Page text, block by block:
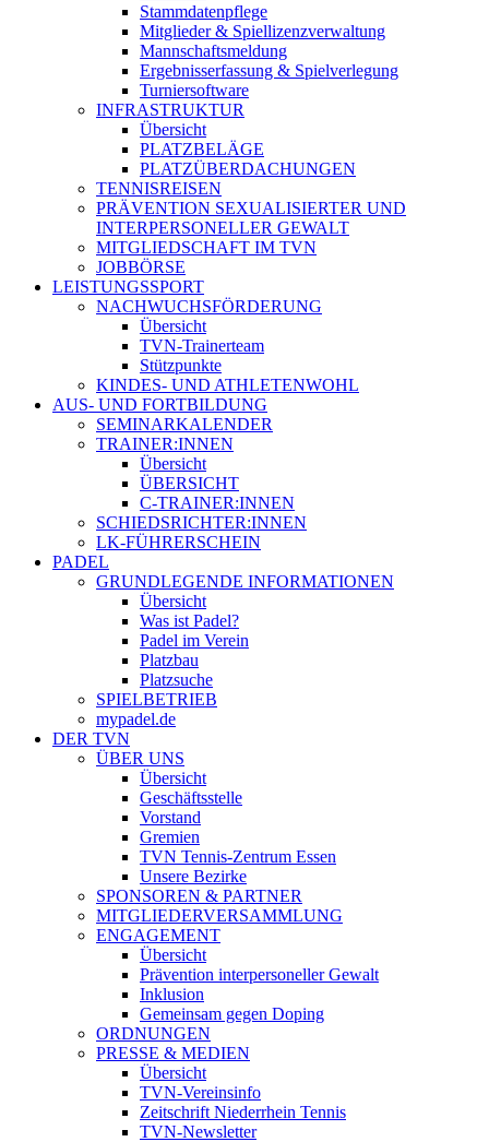
Stammdatenpflege
Mitglieder & Spiellizenzverwaltung
Mannschaftsmeldung
Ergebnisserfassung & Spielverlegung
Turniersoftware
INFRASTRUKTUR
Übersicht
PLATZBELÄGE
PLATZÜBERDACHUNGEN
TENNISREISEN
PRÄVENTION SEXUALISIERTER UND
INTERPERSONELLER GEWALT
MITGLIEDSCHAFT IM TVN
JOBBÖRSE
LEISTUNGSSPORT
NACHWUCHSFÖRDERUNG
Übersicht
TVN-Trainerteam
Stützpunkte
KINDES- UND ATHLETENWOHL
AUS- UND FORTBILDUNG
SEMINARKALENDER
TRAINER:INNEN
Übersicht
ÜBERSICHT
C-TRAINER:INNEN
SCHIEDSRICHTER:INNEN
LK-FÜHRERSCHEIN
PADEL
GRUNDLEGENDE INFORMATIONEN
Übersicht
Was ist Padel?
Padel im Verein
Platzbau
Platzsuche
SPIELBETRIEB
mypadel.de
DER TVN
ÜBER UNS
Übersicht
Geschäftsstelle
Vorstand
Gremien
TVN Tennis-Zentrum Essen
Unsere Bezirke
SPONSOREN & PARTNER
MITGLIEDERVERSAMMLUNG
ENGAGEMENT
Übersicht
Prävention interpersoneller Gewalt
Inklusion
Gemeinsam gegen Doping
ORDNUNGEN
PRESSE & MEDIEN
Übersicht
TVN-Vereinsinfo
Zeitschrift Niederrhein Tennis
TVN-Newsletter